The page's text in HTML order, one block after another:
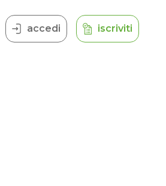
accedi iscriviti